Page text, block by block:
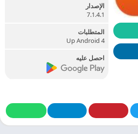
الإصدار
7.1.4.1
المتطلبات
Up Android 4
احصل عليه